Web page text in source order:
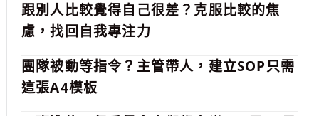
跟別人比較覺得自己很差？克服比較的焦
慮，找回自我專注力
團隊被動等指令？主管帶人，建立SOP只需
這張A4模板